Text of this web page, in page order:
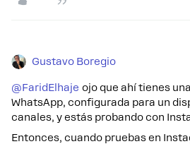
Gustavo Boregio
@FaridElhaje ojo que ahí tienes
WhatsApp, configurada para un
canales, y estás probando con
Entonces, cuando pruebas en